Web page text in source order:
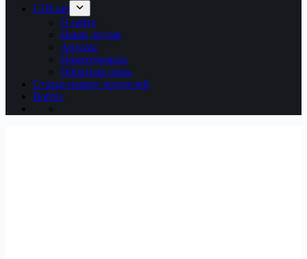
LTB.net
О сайте
Наши друзья
Авторы
Пожертвовать
Обратная связь
Статьи наших читателей
Войти